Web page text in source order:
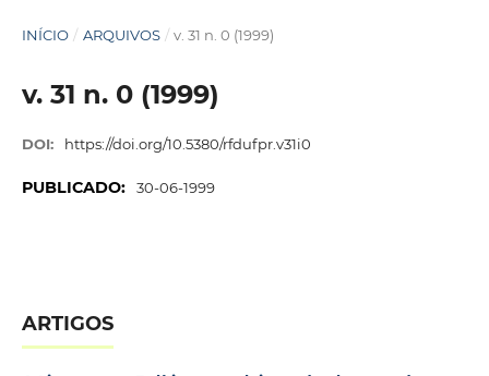
INÍCIO / ARQUIVOS / v. 31 n. 0 (1999)
v. 31 n. 0 (1999)
DOI: https://doi.org/10.5380/rfdufpr.v31i0
PUBLICADO: 30-06-1999
ARTIGOS